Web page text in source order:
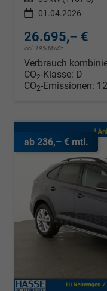
01.04.2026
26.695,– €
incl. 19% MwSt.
Verbrauch
CO2-Klasse: D
CO2-Emissionen:
ab 236,– € mtl.